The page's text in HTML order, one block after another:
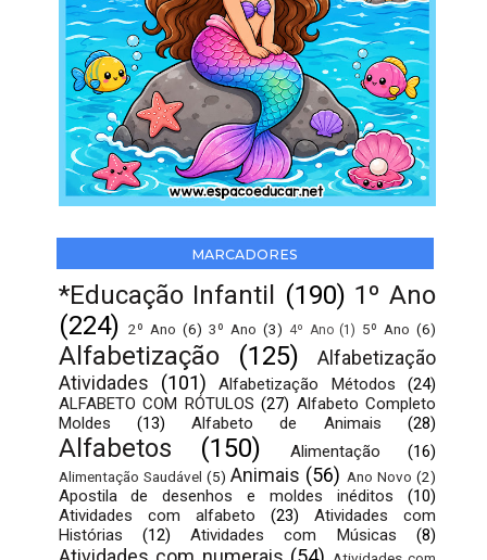
MARCADORES
*Educação Infantil (190) 1º Ano
(224) 2º Ano (6) 3º Ano (3) 4º Ano (1) 5º Ano (6)
Alfabetização (125)
Alfabetização
Atividades
(101) Alfabetização Métodos
(24)
ALFABETO COM RÓTULOS (27) Alfabeto Completo
Moldes
(13) Alfabeto de Animais (28)
Alfabetos (150) Alimentação (16)
Alimentação Saudável (5) Animais (56) Ano Novo (2)
Apostila de desenhos e moldes inéditos
(10)
Atividades com alfabeto
(23)
Atividades com
Histórias
(12) Atividades com Músicas (8)